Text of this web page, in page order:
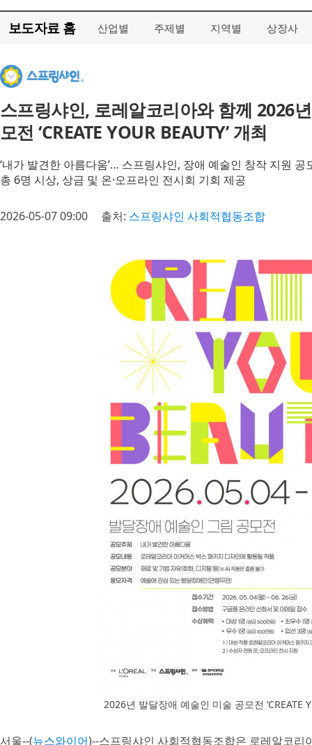
보도자료 홈 산업별 주제별 지역별 상장사
스프링샤인, 로레알코리아와 함께 2026
모전 ‘CREATE YOUR BEAUTY’ 개최
‘내가 발견한 아름다움’… 스프링샤인, 장애 예술인 창작 지원 공
총 6명 시상, 상금 및 온·오프라인 전시회 기회 제공
2026-05-07 09:00 출처: 스프링샤인 사회적협동조합
2026년 발달장애 예술인 미술 공모전 ‘CREATE
서울--(뉴스와이어)--스프링샤인 사회적협동조합은 로레알코